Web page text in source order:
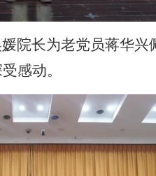
院长为老党员蒋华
感动。